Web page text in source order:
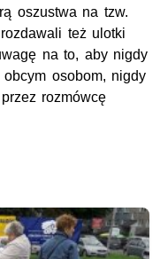
oszustwa na tzw.
też ulotki
na to, aby nigdy
osobom, nigdy
rozmówcę